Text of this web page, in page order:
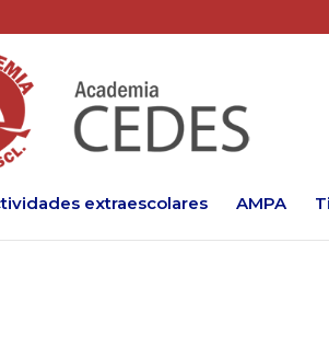
extraescolares AMPA